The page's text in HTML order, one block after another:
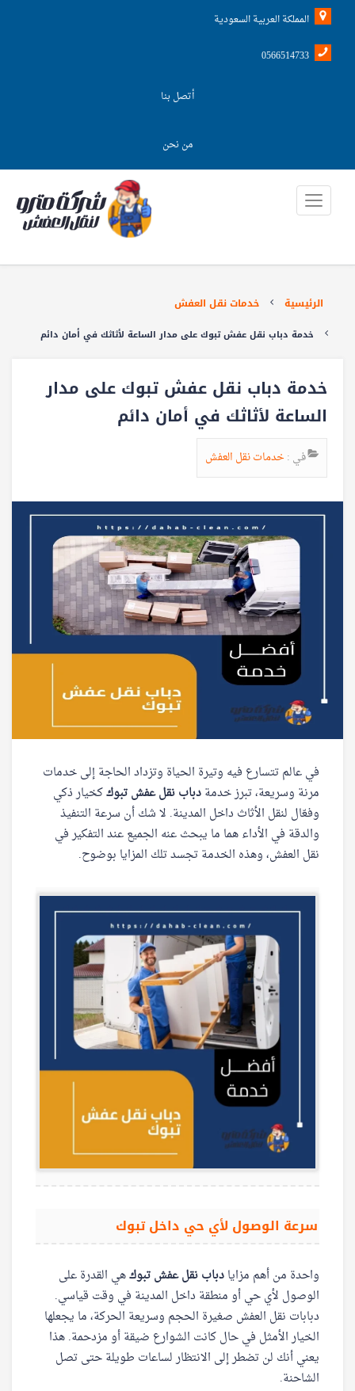
المملكة العربية السعودية
0566514733
أتصل بنا
من نحن
الرئيسية خدمات نقل العفش
خدمة دباب نقل عفش تبوك على مدار الساعة لأثاثك في أمان دائم
خدمة دباب نقل عفش تبوك على مدار
الساعة لأثاثك في أمان دائم
في : خدمات نقل العفش
في عالم تتسارع فيه وتيرة الحياة وتزداد الحاجة إلى خدمات
مرنة وسريعة، تبرز خدمةدباب نقل عفش تبوككخيار ذكي
وفعّال لنقل الأثاث داخل المدينة. لا شك أن سرعة التنفيذ
والدقة في الأداء هما ما يبحث عنه الجميع عند التفكير في
نقل العفش، وهذه الخدمة تجسد تلك المزايا بوضوح.
سرعة الوصول لأي حي داخل تبوك
واحدة من أهم مزايادباب نقل عفش تبوكهي القدرة على
الوصول لأي حي أو منطقة داخل المدينة في وقت قياسي.
دبابات نقل العفش صغيرة الحجم وسريعة الحركة، ما يجعلها
الخيار الأمثل في حال كانت الشوارع ضيقة أو مزدحمة. هذا
يعني أنك لن تضطر إلى الانتظار لساعات طويلة حتى تصل
الشاحنة.